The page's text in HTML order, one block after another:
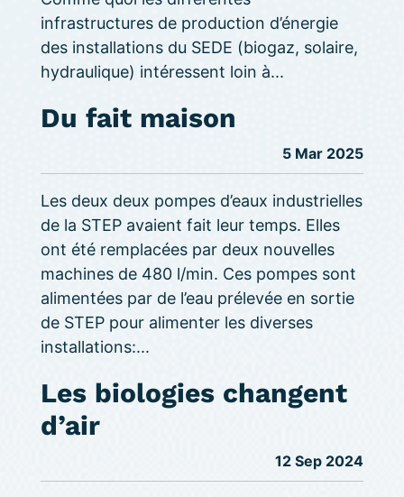
infrastructures de production d’énergie
des installations du SEDE (biogaz, solaire,
hydraulique) intéressent loin à...
Du fait maison
5 Mar 2025
Les deux deux pompes d’eaux industrielles
de la STEP avaient fait leur temps. Elles
ont été remplacées par deux nouvelles
machines de 480 l/min. Ces pompes sont
alimentées par de l’eau prélevée en sortie
de STEP pour alimenter les diverses
installations:...
Les biologies changent
d’air
12 Sep 2024